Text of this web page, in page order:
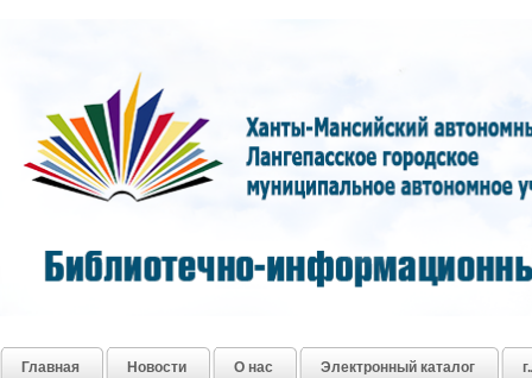
Главная Новости О нас Электронный каталог